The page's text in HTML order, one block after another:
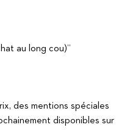
au long cou)”
des mentions spéciales
disponibles sur